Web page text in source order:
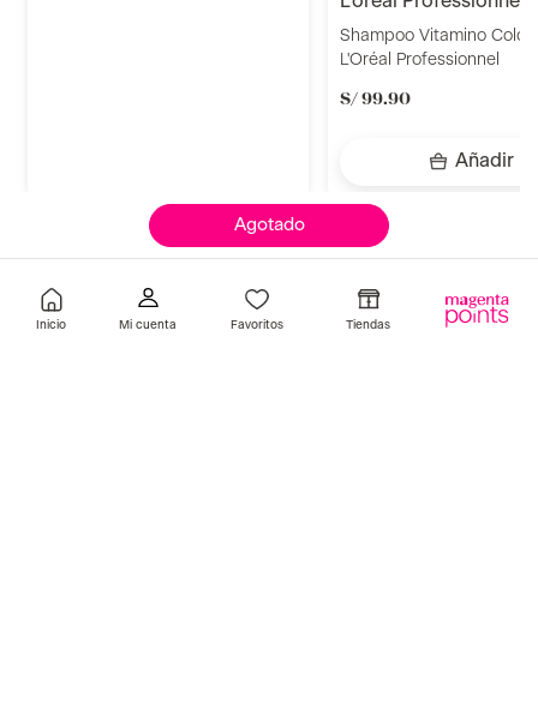
Inicio Favoritos Tiendas
Agotado
Shampoo Vitamino Color
L'Oréal Professionnel
S/ 99.90
Añadir
Llevalos juntos